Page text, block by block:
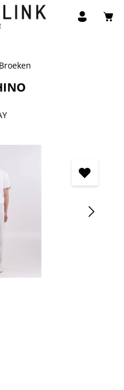
Broeken